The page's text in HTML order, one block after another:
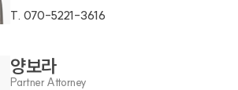
T. 070-5221-3616
양보라
Partner Attorney